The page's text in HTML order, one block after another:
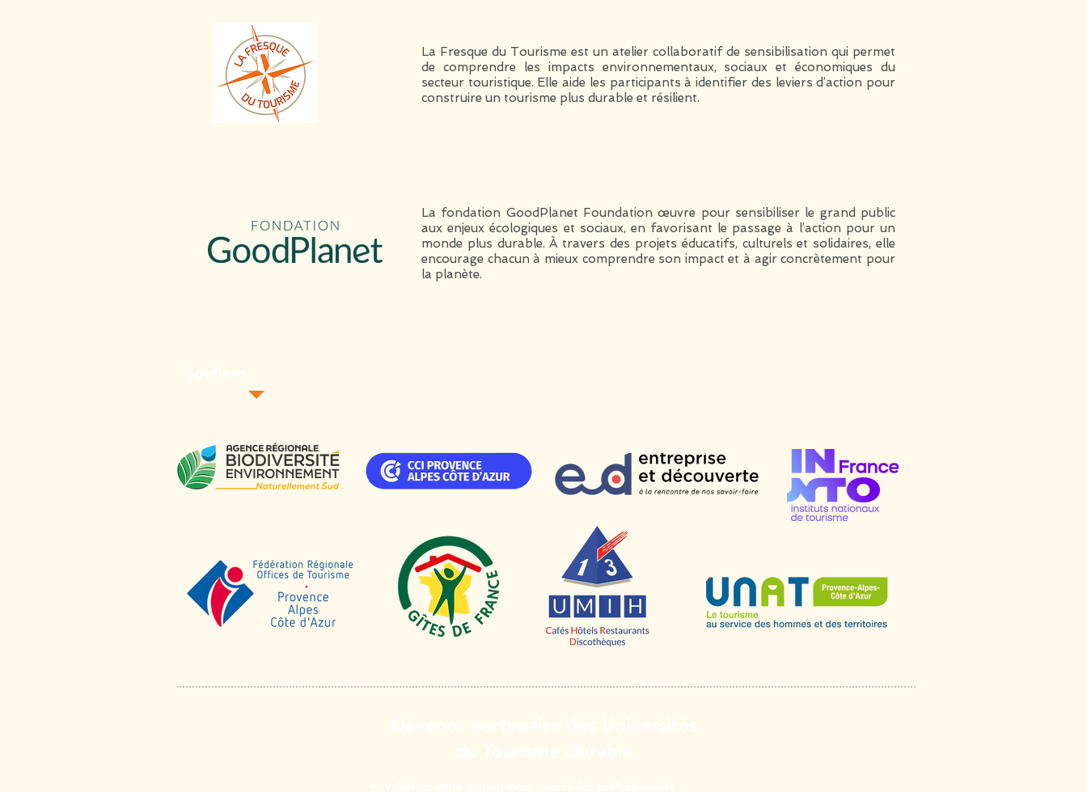
La Fresque du Tourisme est un atelier collaboratif de sensibilisation qui permet
de comprendre les impacts environnementaux, sociaux et économiques du
secteur touristique. Elle aide les participants à identifier des leviers d’action pour
construire un tourisme plus durable et résilient.
La fondation GoodPlanet Foundation œuvre pour sensibiliser le grand public
aux enjeux écologiques et sociaux, en favorisant le passage à l’action pour un
monde plus durable. À travers des projets éducatifs, culturels et solidaires, elle
encourage chacun à mieux comprendre son impact et à agir concrètement pour
la planète.